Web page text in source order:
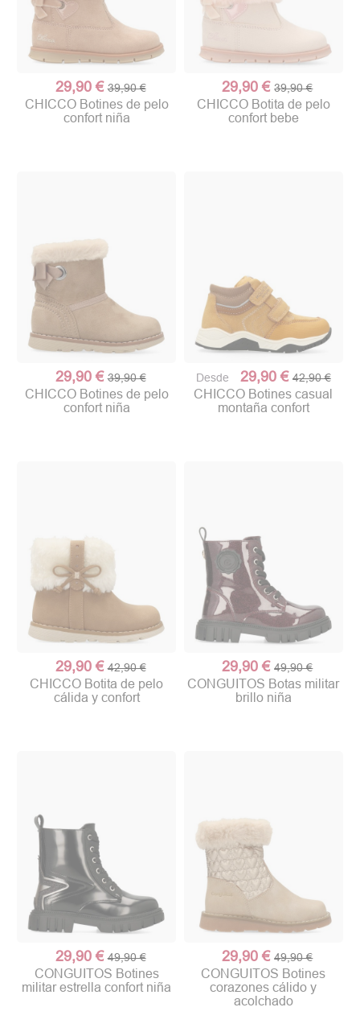
29,90 € 39,90 €
CHICCO Botines de pelo
confort niña
29,90 € 39,90 €
CHICCO Botita de pelo
confort bebe
29,90 € 39,90 €
CHICCO Botines de pelo
confort niña
Desde 29,90 € 42,90 €
CHICCO Botines casual
montaña confort
29,90 € 42,90 €
CHICCO Botita de pelo
cálida y confort
29,90 € 49,90 €
CONGUITOS Botas militar
brillo niña
29,90 € 49,90 €
CONGUITOS Botines
militar estrella confort niña
29,90 € 49,90 €
CONGUITOS Botines
corazones cálido y
acolchado